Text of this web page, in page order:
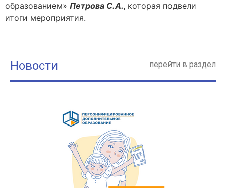
образованием» Петрова С.А., которая подвели
итоги мероприятия.
Новости перейти в раздел